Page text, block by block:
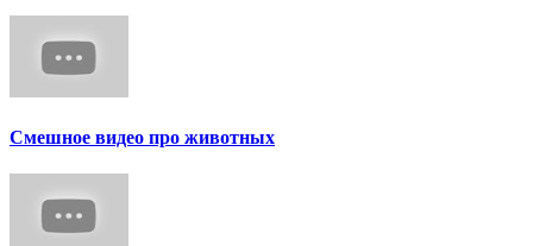
Смешное видео про животных